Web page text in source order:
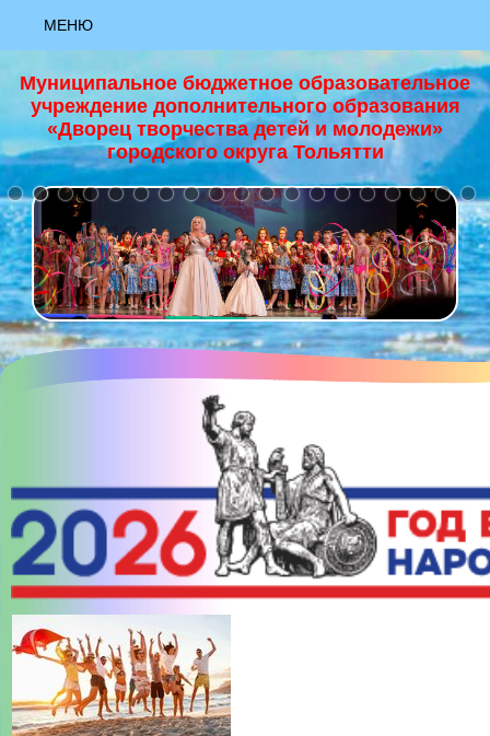
МЕНЮ
АКТУАЛЬНО
НОВОСТИ
НАЦИОНАЛЬНЫЙ ПРОЕКТ "ОБРАЗОВАНИЕ"
+
ЗАЯВКА «РИСУЮ КАК ХУДОЖНИК»
ЗАЯВКА «ЮНЫЙ ХУДОЖНИК»
ЗАЯВКА «ЯРКИЕ КРАСКИ ЛЕТА»
МАСТЕР-КЛАСС "ОСНОВЫ ХОРЕОГРАФИИ""
МАСТЕР-КЛАСС "ПАПЕРТОЛЬ""
МАСТЕР-КЛАСС "ПЕРВЫЕ ВЕСЕННИЕ ЦВЕТЫ, ГУАШЬ""
МАСТЕР-КЛАСС "ПРОФИЛЬНАЯ СМЕНА «РИСУЮ КАК
ХУДОЖНИК»""
МАСТЕР-КЛАСС "РУССКАЯ НАРОДНАЯ КУКЛА
«ЖЕЛАННИЦА»""
МАСТЕР-КЛАСС "САМ СЕБЕ ВИЗАЖИСТ""
МАСТЕР-КЛАСС "СОЛНЕЧНЫЙ АНГЕЛ""
Муниципальное бюджетное образовательное
учреждение дополнительного образования
«Дворец творчества детей и молодежи»
городского округа Тольятти